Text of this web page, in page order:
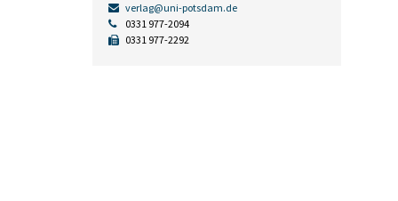
verlag@uni-potsdam.de
0331 977-2094
0331 977-2292